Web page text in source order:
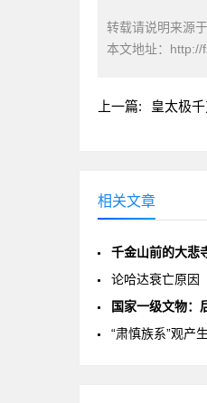
转载请说明来源
本文地址： http://
上一篇: 皇太极
相关文章
千金山前的大悲
论哈达衰亡原因
国家一级文物：
“肃慎族系”观产